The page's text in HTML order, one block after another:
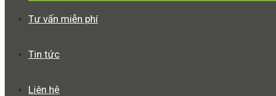
Tư vấn miễn phí
Tin tức
Liên hệ